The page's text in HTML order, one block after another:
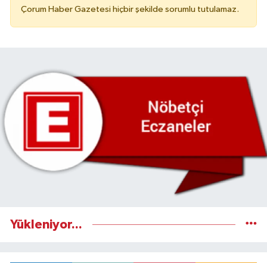
Çorum Haber Gazetesi hiçbir şekilde sorumlu tutulamaz.
Yükleniyor...